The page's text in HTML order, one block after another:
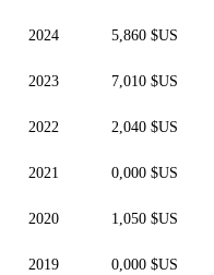
2024 5,860 $US
2023 7,010 $US
2022 2,040 $US
2021 0,000 $US
2020 1,050 $US
2019 0,000 $US